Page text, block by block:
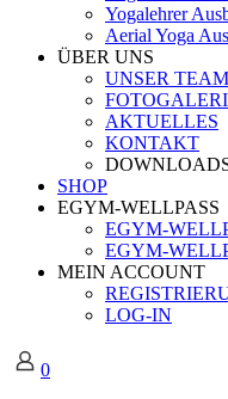
Yogalehrer
Aerial Yoga
ÜBER UNS
UNSER TEAM
AKTUELLES
KONTAKT
SHOP
EGYM-WELLPASS
EGYM-
EGYM-
MEIN ACCOUNT
LOG-IN
0